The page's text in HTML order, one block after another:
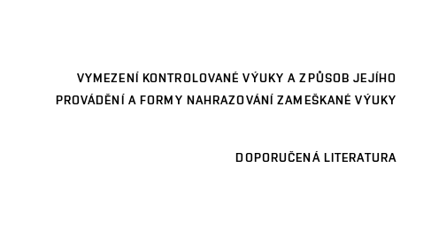
VYMEZENÍ KONTROLOVANÉ VÝUKY A ZPŮSOB JEJÍHO
PROVÁDĚNÍ A FORMY NAHRAZOVÁNÍ ZAMEŠKANÉ VÝUKY
DOPORUČENÁ LITERATURA